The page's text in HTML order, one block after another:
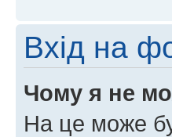
Вхід на
Чому я не
На це може